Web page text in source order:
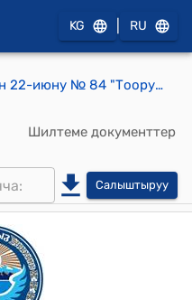
KG RU
КР 2016-жылдын 22-июну № 84 "Тооруктарды, аукциондорду өткөрүү маселелери боюнча айрым мыйзам актыларына өзгөртүүлөрдү киргизүү жөнүндө" Мыйзамы
Шилтеме документтер
Салыштыруу